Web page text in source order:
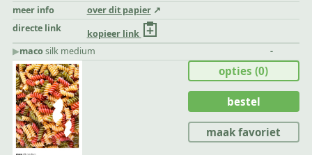
meer info
over dit papier
directe link
kopieer link
▶︎macosilk medium -
opties(0)
bestel
maak favoriet